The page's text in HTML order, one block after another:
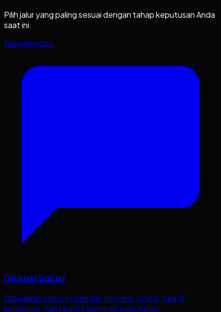
Pilih jalur yang paling sesuai dengan tahap keputusan Anda
saat ini.
Rekomendasi
Diskusi Solusi
Diskusikan solusi ini dengan tim kami. Gratis, tanpa
komitmen. Kami bantu klarifikasi kebutuhan.